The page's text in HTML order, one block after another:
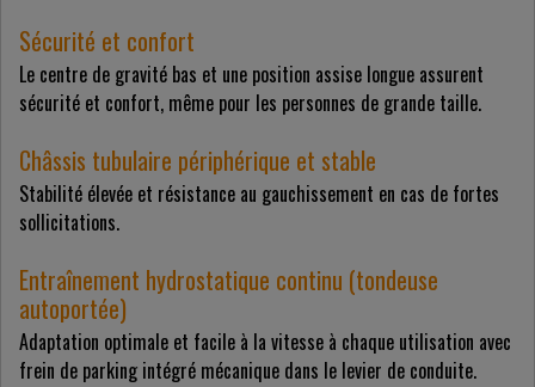
Sécurité et confort
Le centre de gravité bas et une position assise longue assurent
sécurité et confort, même pour les personnes de grande taille.
Châssis tubulaire périphérique et stable
Stabilité élevée et résistance au gauchissement en cas de fortes
sollicitations.
Entraînement hydrostatique continu (tondeuse
autoportée)
Adaptation optimale et facile à la vitesse à chaque utilisation avec
frein de parking intégré mécanique dans le levier de conduite.